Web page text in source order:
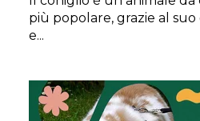
più popolare, grazie al
e...